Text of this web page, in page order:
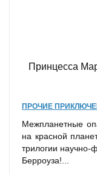
Принцесса
ПРОЧИЕ
Межпланетные
на красной
трилогии научно-
Берроуза!...